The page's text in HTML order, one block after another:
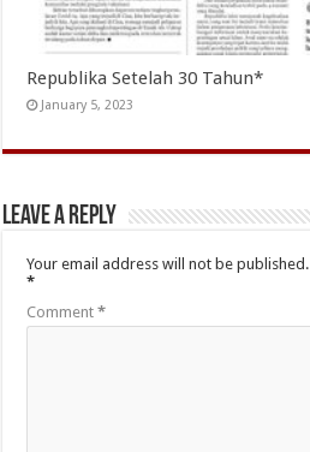
Republika Setelah 30 Tahun*
January 5, 2023
Leave a Reply
Your email address will not be published.
*
Comment*